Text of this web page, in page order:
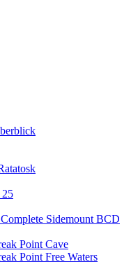
Sidemount BCD
Point Cave
Point Free Waters